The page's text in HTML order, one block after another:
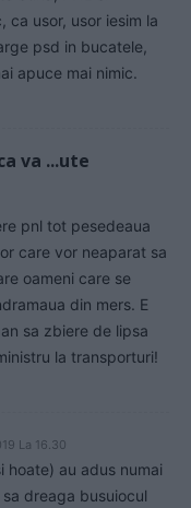
ca usor, usor iesim la
psd in bucatele,
apuce mai nimic.
va ...ute
pnl tot pesedeaua
care vor neaparat sa
oameni care se
din mers. E
sa zbiere de lipsa
la transporturi!
La 16.30
hoate) au adus numai
dreaga busuiocul